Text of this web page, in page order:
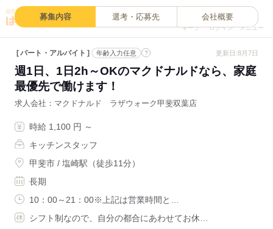
キープ ログイン メニュー
募集内容 選考・応募先 会社概要
パート・アルバイト 年齢入力任意 ? 更新日:8月7日
週1日、1日2h～OKのマクドナルドなら、家庭
最優先で働けます！
求人会社 マクドナルド ラザウォーク甲斐双葉店
時給 1,100 円 ～
キッチンスタッフ
甲斐市 / 塩崎駅（徒歩11分）
長期
10：00～21：00※上記は営業時間と…
シフト制なので、自分の都合にあわせてお休…